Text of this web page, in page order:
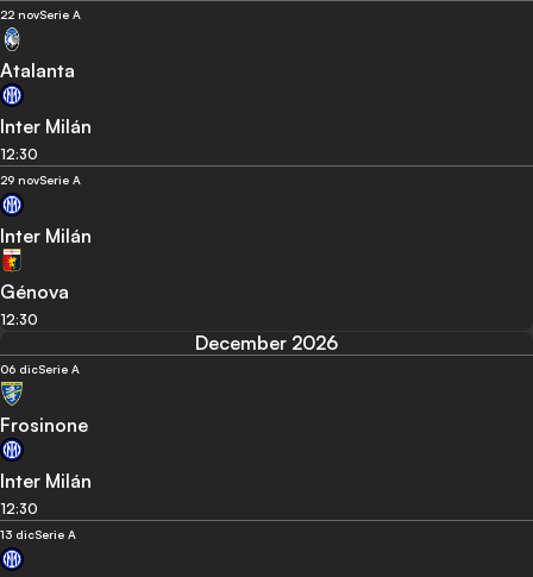
22 novSerie A
Atalanta
Inter Milán
12:30
29 novSerie A
Inter Milán
Génova
12:30
December 2026
06 dicSerie A
Frosinone
Inter Milán
12:30
13 dicSerie A